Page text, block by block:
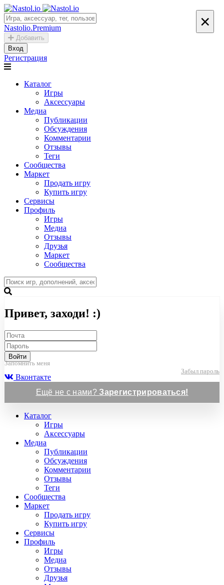
Nastolio.Premium
Добавить
Вход
Регистрация
Каталог
Игры
Аксессуары
Медиа
Публикации
Обсуждения
Комментарии
Отзывы
Теги
Сообщества
Маркет
Продать игру
Купить игру
Сервисы
Профиль
Игры
Медиа
Отзывы
Друзья
Маркет
Сообщества
×
Привет, заходи! :)
Войти
Запомнить меня
Забыл пароль
Вконтакте
Ещё не с нами?Зарегистрироваться!
Каталог
Игры
Аксессуары
Медиа
Публикации
Обсуждения
Комментарии
Отзывы
Теги
Сообщества
Маркет
Продать игру
Купить игру
Сервисы
Профиль
Игры
Медиа
Отзывы
Друзья